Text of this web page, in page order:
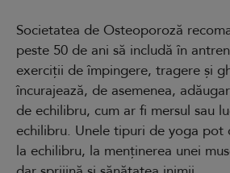
Societatea de Osteoporoză
peste 50 de ani să includă în
exerciții de împingere, tragere și
încurajează, de asemenea,
de echilibru, cum ar fi mersul sau
echilibru. Unele tipuri de yoga pot
la echilibru, la menținerea unei